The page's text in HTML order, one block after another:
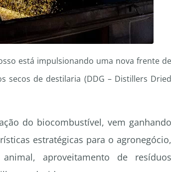
está impulsionando uma nova frente de
secos de destilaria (DDG – Distillers Dried
do biocombustível, vem ganhando
estratégicas para o agronegócio,
aproveitamento de resíduos